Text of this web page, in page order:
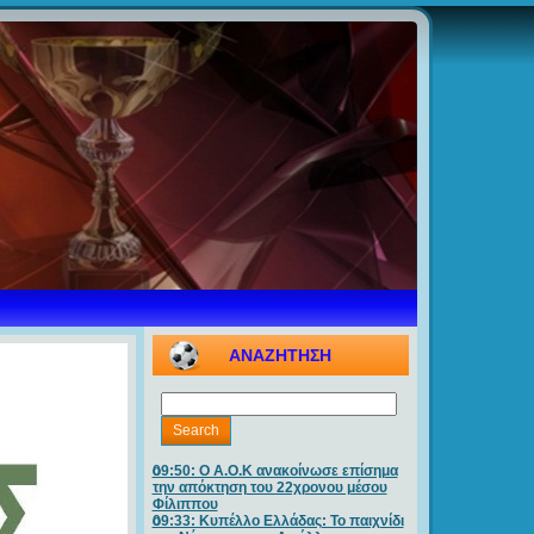
ΑΝΑΖΗΤΗΣΗ
09:50: O A.O.K ανακοίνωσε επίσημα
την απόκτηση του 22χρονου μέσου
Φίλιππου
09:33: Κυπέλλο Ελλάδας: Το παιχνίδι